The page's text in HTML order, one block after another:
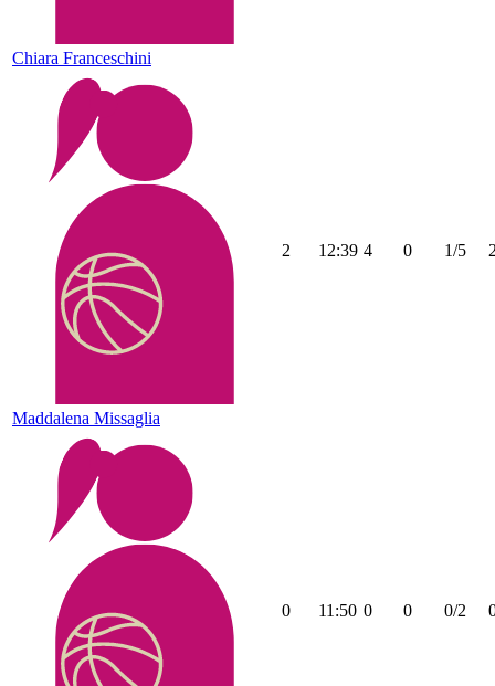
Chiara Franceschini
Maddalena Missaglia
2 12:39 4 0 1/5
0 11:50 0 0 0/2